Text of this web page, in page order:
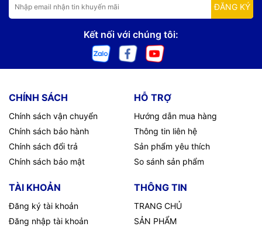
ĐĂNG KÝ
Kết nối với chúng tôi:
CHÍNH SÁCH
Chính sách vận chuyển
Chính sách bảo hành
Chính sách đổi trả
Chính sách bảo mật
HỖ TRỢ
Hướng dẫn mua hàng
Thông tin liên hệ
Sản phẩm yêu thích
So sánh sản phẩm
TÀI KHOẢN
Đăng ký tài khoản
Đăng nhập tài khoản
THÔNG TIN
TRANG CHỦ
SẢN PHẨM